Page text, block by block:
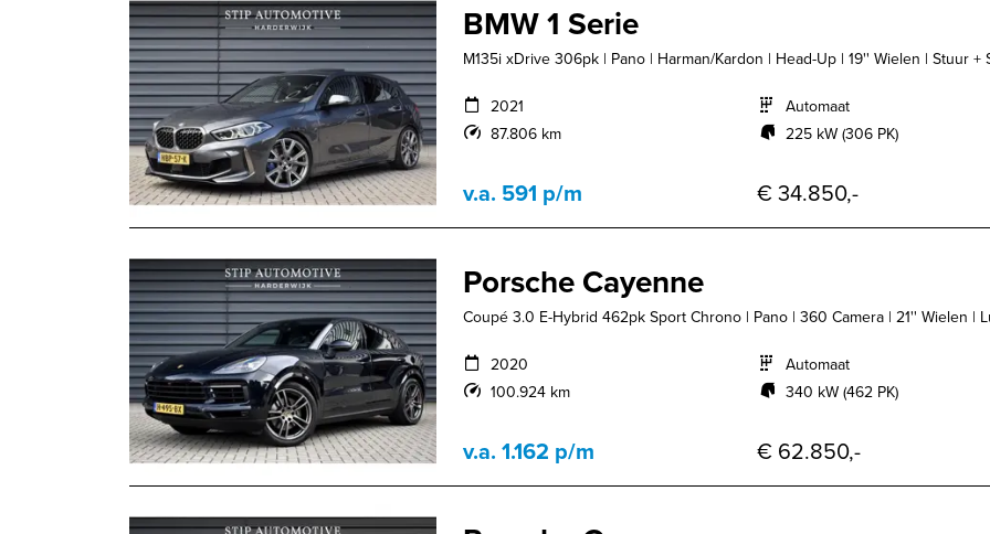
BMW 1 Serie
M135i xDrive 306pk | Pano | Harman/Kardon | Head-Up | 19'' Wielen | Stuur +
2021
87.806 km
Automaat
225 kW (306 PK)
v.a. 591 p/m € 34.850,-
Porsche Cayenne
Coupé 3.0 E-Hybrid 462pk Sport Chrono | Pano | 360 Camera | 21'' Wielen |
2020
100.924 km
Automaat
340 kW (462 PK)
v.a. 1.162 p/m € 62.850,-